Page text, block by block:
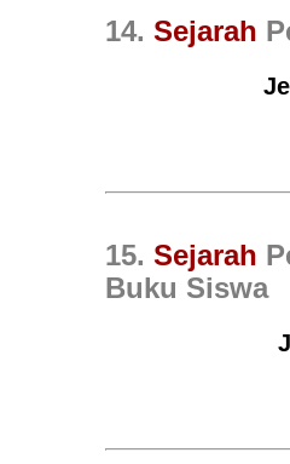
14. Sejarah
15. Sejarah
Buku Siswa